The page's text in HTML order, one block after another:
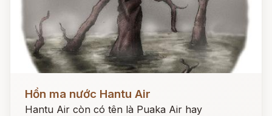
Đọc ngay
Hồn ma nước Hantu Air
Hantu Air còn có tên là Puaka Air hay